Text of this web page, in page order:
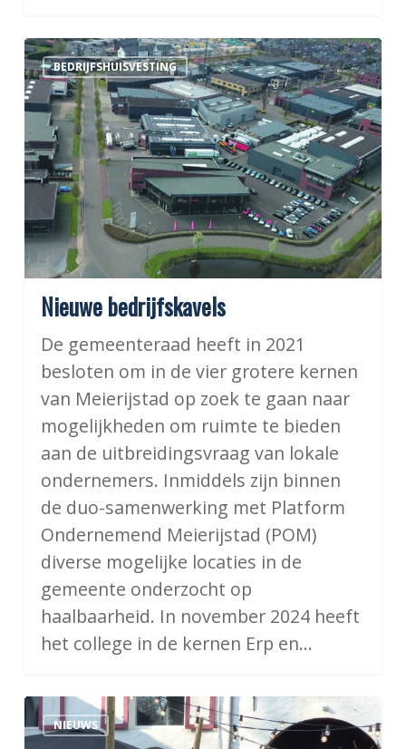
Nieuwe
bedrijfskavels
BEDRIJFSHUISVESTING
Nieuwe bedrijfskavels
De gemeenteraad heeft in 2021
besloten om in de vier grotere kernen
van Meierijstad op zoek te gaan naar
mogelijkheden om ruimte te bieden
aan de uitbreidingsvraag van lokale
ondernemers. Inmiddels zijn binnen
de duo-samenwerking met Platform
Ondernemend Meierijstad (POM)
diverse mogelijke locaties in de
gemeente onderzocht op
haalbaarheid. In november 2024 heeft
het college in de kernen Erp en…
Meierijstad
&
NIEUWS